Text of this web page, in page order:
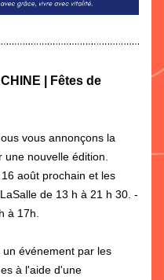
| Fêtes de
vous annonçons la
nouvelle édition.
août prochain et les
de 13 h à 21 h 30. -
à 17h.
événement par les
à l'aide d'une